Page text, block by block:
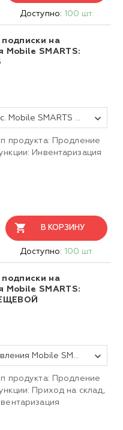
Доступно: 100 шт.
на
Mobile SMARTS:
Продление подписки на 12 мес. Mobile SMARTS Фабрика 15, Базовая Автоматизация для любой поддерживаемой конфигурации 1С. На 1 (одно) мобильное устройство.
продукта: Продление
Инвентаризация
В КОРЗИНУ
Доступно: 100 шт.
на
Mobile SMARTS:
Продление подписки на обновления Mobile SMARTS Склад 15, ВЕЩЕВОЙ, БАЗОВЫЙ для любой поддерживаемой конфигурации 1С на 1 (один) год
продукта: Продление
Приход на склад,